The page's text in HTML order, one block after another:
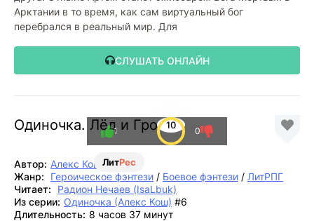
Арктании в то время, как сам виртуальный бог
перебрался в реальный мир. Для
СЛУШАТЬ ОНЛАЙН
Одиночка. Лёд и Гром
ЛитРес
10
1 0
Автор: Алекс Кош
Жанр:
Героическое фэнтези / Боевое фэнтези / ЛитРПГ
Читает:
Радион Нечаев (IsaLbuk)
Из серии: Одиночка (Алекс Кош) #6
Длительность: 8 часов 37 минут